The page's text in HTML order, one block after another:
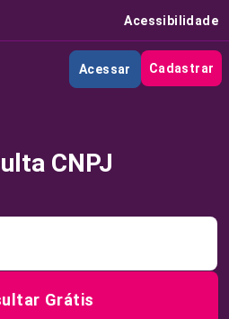
Acessibilidade
Acessar Cadastrar
CNPJ
Grátis